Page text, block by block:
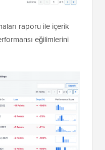
raporu ile içerik
eğilimlerini